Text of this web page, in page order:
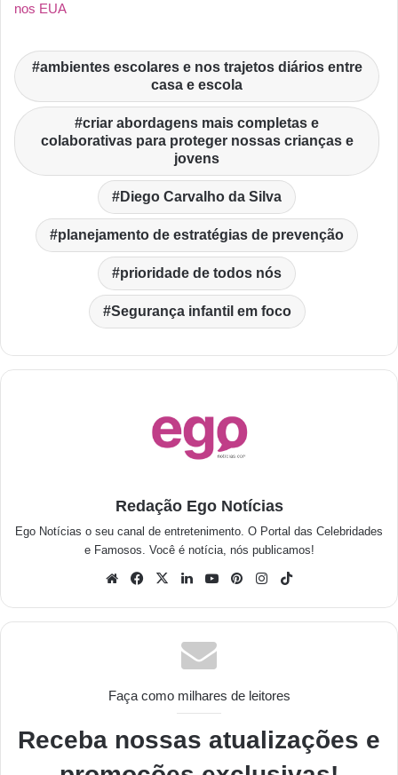
nos EUA
ambientes escolares e nos trajetos diários entre
casa e escola
criar abordagens mais completas e
colaborativas para proteger nossas crianças e
jovens
Diego Carvalho da Silva
planejamento de estratégias de prevenção
prioridade de todos nós
Segurança infantil em foco
Redação Ego Notícias
Ego Notícias o seu canal de entretenimento. O Portal das Celebridades
e Famosos. Você é notícia, nós publicamos!
Faça como milhares de leitores
Receba nossas atualizações e